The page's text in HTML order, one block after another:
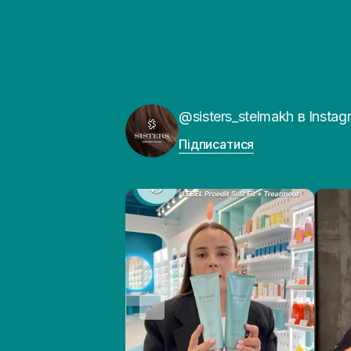
@sisters_stelmakh в
Підписатися